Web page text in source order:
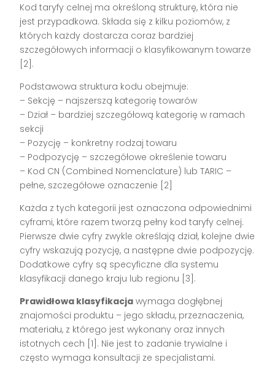
Kod taryfy celnej ma określoną strukturę, która nie
jest przypadkowa. Składa się z kilku poziomów, z
których każdy dostarcza coraz bardziej
szczegółowych informacji o klasyfikowanym towarze
[2].
Podstawowa struktura kodu obejmuje:
– Sekcję – najszerszą kategorię towarów
– Dział – bardziej szczegółową kategorię w ramach
sekcji
– Pozycję – konkretny rodzaj towaru
– Podpozycję – szczegółowe określenie towaru
– Kod CN (Combined Nomenclature) lub TARIC –
pełne, szczegółowe oznaczenie [2]
Każda z tych kategorii jest oznaczona odpowiednimi
cyframi, które razem tworzą pełny kod taryfy celnej.
Pierwsze dwie cyfry zwykle określają dział, kolejne dwie
cyfry wskazują pozycję, a następne dwie podpozycję.
Dodatkowe cyfry są specyficzne dla systemu
klasyfikacji danego kraju lub regionu [3].
Prawidłowa klasyfikacja wymaga dogłębnej
znajomości produktu – jego składu, przeznaczenia,
materiału, z którego jest wykonany oraz innych
istotnych cech [1]. Nie jest to zadanie trywialne i
często wymaga konsultacji ze specjalistami.